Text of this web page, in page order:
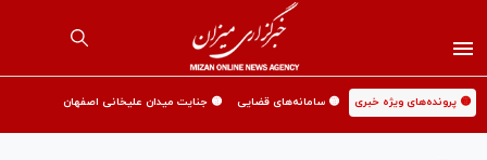
🟡 پرونده‌های ویژه خبری 🟡 سامانه‌های قضایی 🟡 جنایت میدان علیخانی اصفهان